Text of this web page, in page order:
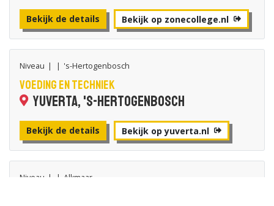
Bekijk de details Bekijk op zonecollege.nl
Niveau | | 's-Hertogenbosch
Voeding en techniek
Yuverta, 's-Hertogenbosch
Bekijk de details Bekijk op yuverta.nl
Niveau | | Alkmaar